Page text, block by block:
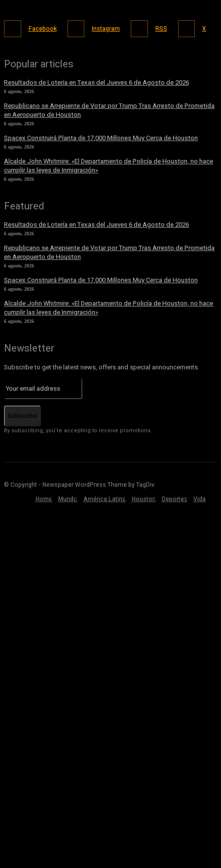
Facebook Instagram RSS X
Popular articles
Resultados de Lotería en Texas del Jueves 6 de Agosto de 2026
6 agosto, 2026
Republicano se Arrepiente de Votar por Trump Tras Arresto de Prometida
en Aeropuerto de Houston
6 agosto, 2026
Spacex Construirá Planta de 17,000 Millones Muy Cerca de Houston
6 agosto, 2026
Alcalde John Whitmire: «El Departamento de Policía de Houston, no hace
cumplir las leyes de Inmigración»
6 agosto, 2026
Featured
Resultados de Lotería en Texas del Jueves 6 de Agosto de 2026
6 agosto, 2026
Republicano se Arrepiente de Votar por Trump Tras Arresto de Prometida
en Aeropuerto de Houston
6 agosto, 2026
Spacex Construirá Planta de 17,000 Millones Muy Cerca de Houston
6 agosto, 2026
Alcalde John Whitmire: «El Departamento de Policía de Houston, no hace
cumplir las leyes de Inmigración»
6 agosto, 2026
Newsletter
Subscribe to get the latest news, offers and special announcements.
Subscribe
By subscribing, you're accepting to receive promotions.
© Copyright - Newspaper WordPress Theme by TagDiv
Home
Mundo América Latina Houston Deportes Vida